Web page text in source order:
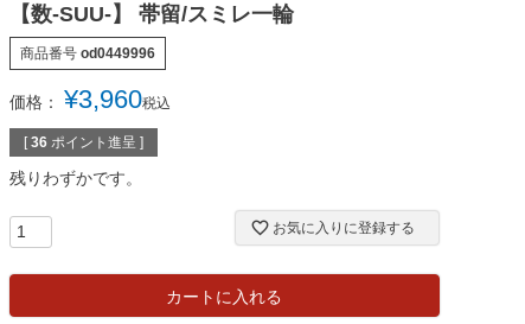
【数-SUU-】 帯留/スミレ一輪
商品番号 od0449996
価格： ¥3,960税込
[ 36 ポイント進呈 ]
残りわずかです。
お気に入りに登録する
カートに入れる